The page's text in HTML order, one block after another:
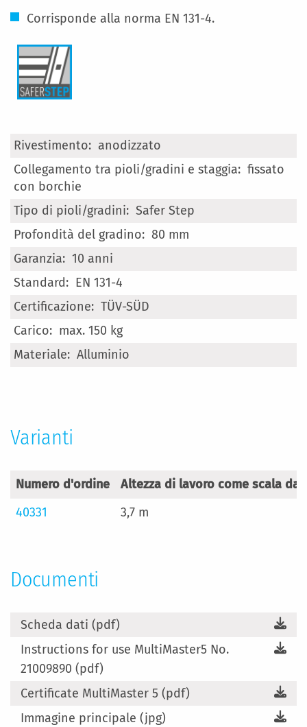
Corrisponde alla norma EN 131-4.
Maggiori
Informazioni
anodizzato
fissato
con borchie
Safer Step
80 mm
10 anni
EN 131-4
TÜV-SÜD
max. 150 kg
Alluminio
Varianti
Numero d'ordine
Altezza di lavoro come scala da
40331
3,7 m
Documenti
Scheda dati (pdf)
Instructions for use MultiMaster5 No.
21009890 (pdf)
Certificate MultiMaster 5 (pdf)
Immagine principale (jpg)